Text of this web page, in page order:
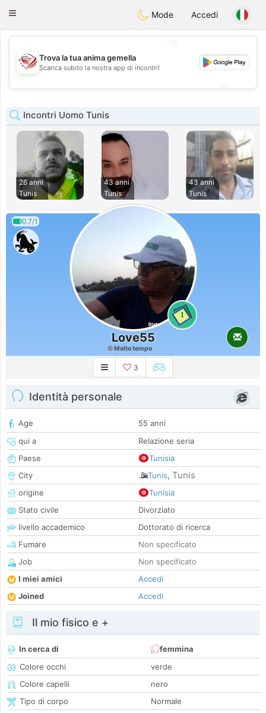
StatesDating
Toggle
Mode Accedi
💖
💕
Trova la tua anima gemella
Scarica subito la nostra app di incontri!
Incontri Uomo Tunis
26 anni
Tunis
43 anni
Tunis
43 anni
Tunis
0.7/1
1
Love55
Molto tempo
3
Identità personale
Age
55 anni
qui a
Relazione seria
Paese
Tunisia
City
Tunis, Tunis
origine
Tunisia
Stato civile
Divorziato
livello accademico
Dottorato di ricerca
Fumare
Non specificato
Job
Non specificato
I miei amici
Accedi
Joined
Accedi
Il mio fisico e +
In cerca di
femmina
Colore occhi
verde
Colore capelli
nero
Tipo di corpo
Normale